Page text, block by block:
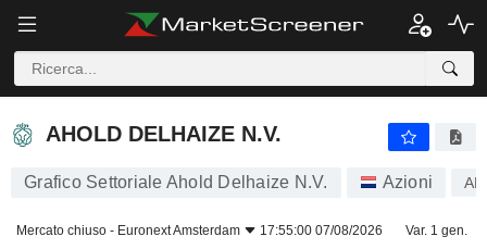
AHOLD DELHAIZE N.V.
AHOLD DELHAIZE N.V.
Grafico Settoriale Ahold Delhaize N.V. Azioni AD
Mercato chiuso - Euronext Amsterdam 17:55:00 07/08/2026 Var. 1 gen.